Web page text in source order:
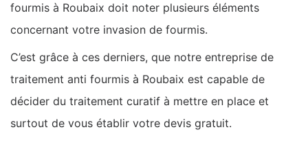
fourmis à Roubaix doit noter plusieurs éléments
concernant votre invasion de fourmis.
C’est grâce à ces derniers, que notre entreprise de
traitement anti fourmis à Roubaix est capable de
décider du traitement curatif à mettre en place et
surtout de vous établir votre devis gratuit.